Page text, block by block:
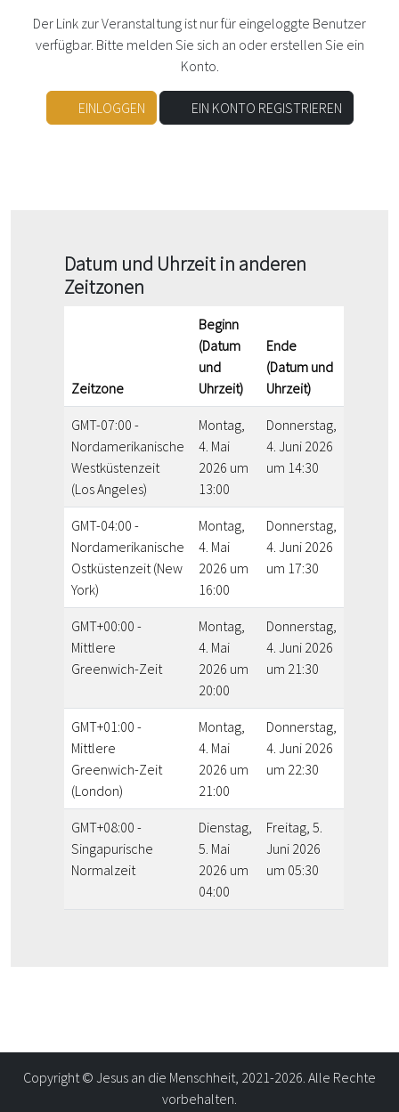
Der Link zur Veranstaltung ist nur für eingeloggte Benutzer
verfügbar. Bitte melden Sie sich an oder erstellen Sie ein
Konto.
EINLOGGEN EIN KONTO REGISTRIEREN
Datum und Uhrzeit in anderen
Zeitzonen
Zeitzone
Beginn
(Datum
und
Uhrzeit)
Ende
(Datum und
Uhrzeit)
GMT-07:00 -
Nordamerikanische
Westküstenzeit
(Los Angeles)
Montag,
4. Mai
2026 um
13:00
Donnerstag,
4. Juni 2026
um 14:30
GMT-04:00 -
Nordamerikanische
Ostküstenzeit (New
York)
Montag,
4. Mai
2026 um
16:00
Donnerstag,
4. Juni 2026
um 17:30
GMT+00:00 -
Mittlere
Greenwich-Zeit
Montag,
4. Mai
2026 um
20:00
Donnerstag,
4. Juni 2026
um 21:30
GMT+01:00 -
Mittlere
Greenwich-Zeit
(London)
Montag,
4. Mai
2026 um
21:00
Donnerstag,
4. Juni 2026
um 22:30
GMT+08:00 -
Singapurische
Normalzeit
Dienstag,
5. Mai
2026 um
04:00
Freitag, 5.
Juni 2026
um 05:30
Copyright © Jesus an die Menschheit, 2021-2026. Alle Rechte
vorbehalten.